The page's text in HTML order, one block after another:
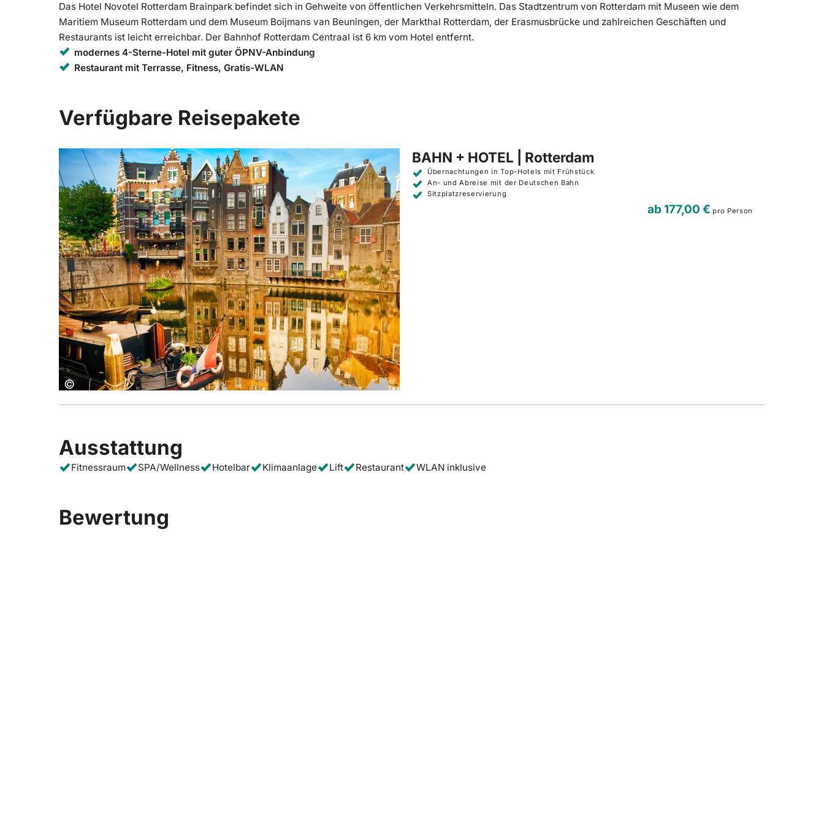
Das Hotel Novotel Rotterdam Brainpark befindet sich in Gehweite von öffentlichen Verkehrsmitteln. Das Stadtzentrum von Rotterdam mit Museen wie dem
Maritiem Museum Rotterdam und dem Museum Boijmans van Beuningen, der Markthal Rotterdam, der Erasmusbrücke und zahlreichen Geschäften und
Restaurants ist leicht erreichbar. Der Bahnhof Rotterdam Centraal ist 6 km vom Hotel entfernt.
modernes 4-Sterne-Hotel mit guter ÖPNV-Anbindung
Restaurant mit Terrasse, Fitness, Gratis-WLAN
Verfügbare Reisepakete
Copyright:
©
BAHN + HOTEL | Rotterdam
Übernachtungen in Top-Hotels mit Frühstück
An- und Abreise mit der Deutschen Bahn
Sitzplatzreservierung
ab177,00 € pro Person
Ausstattung
Fitnessraum SPA/Wellness Hotelbar Klimaanlage Lift Restaurant WLAN inklusive
Bewertung